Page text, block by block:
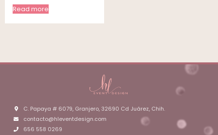
Read more
C. Papaya # 6079, Granjero, 32690 Cd Juárez, Chih.
contacto@hleventdesign.com
656 558 0269